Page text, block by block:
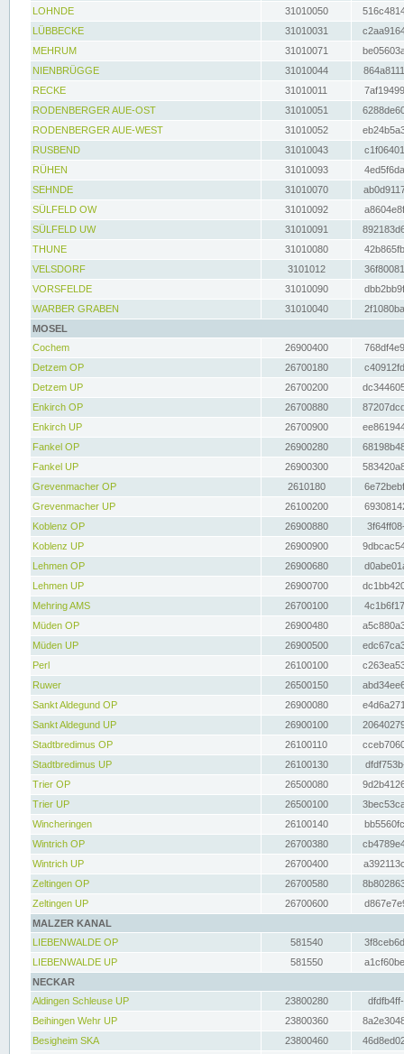
LOHNDE
31010050
LÜBBECKE
31010031
MEHRUM
31010071
NIENBRÜGGE
31010044
RECKE
31010011
RODENBERGER AUE-OST
31010051
RODENBERGER AUE-WEST
31010052
RUSBEND
31010043
RÜHEN
31010093
SEHNDE
31010070
SÜLFELD OW
31010092
SÜLFELD UW
31010091
THUNE
31010080
VELSDORF
3101012
VORSFELDE
31010090
WARBER GRABEN
31010040
MOSEL
Cochem
26900400
Detzem OP
26700180
Detzem UP
26700200
Enkirch OP
26700880
Enkirch UP
26700900
Fankel OP
26900280
Fankel UP
26900300
Grevenmacher OP
2610180
Grevenmacher UP
26100200
Koblenz OP
26900880
Koblenz UP
26900900
Lehmen OP
26900680
Lehmen UP
26900700
Mehring AMS
26700100
Müden OP
26900480
Müden UP
26900500
Perl
26100100
Ruwer
26500150
Sankt Aldegund OP
26900080
Sankt Aldegund UP
26900100
Stadtbredimus OP
26100110
Stadtbredimus UP
26100130
Trier OP
26500080
Trier UP
26500100
Wincheringen
26100140
Wintrich OP
26700380
Wintrich UP
26700400
Zeltingen OP
26700580
Zeltingen UP
26700600
MALZER KANAL
LIEBENWALDE OP
581540
LIEBENWALDE UP
581550
NECKAR
Aldingen Schleuse UP
23800280
Beihingen Wehr UP
23800360
Besigheim SKA
23800460